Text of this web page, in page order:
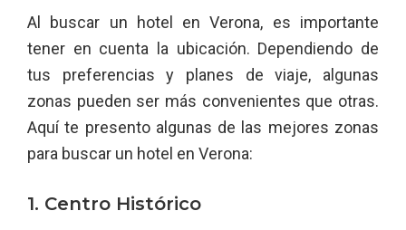
Al buscar un hotel en Verona, es importante
tener en cuenta la ubicación. Dependiendo de
tus preferencias y planes de viaje, algunas
zonas pueden ser más convenientes que otras.
Aquí te presento algunas de las mejores zonas
para buscar un hotel en Verona:
1. Centro Histórico